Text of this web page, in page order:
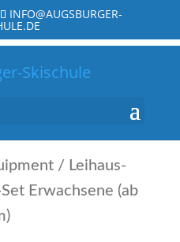
INFO@AUGSBURGER-
/ Leih­aus­
Erwach­se­ne (ab